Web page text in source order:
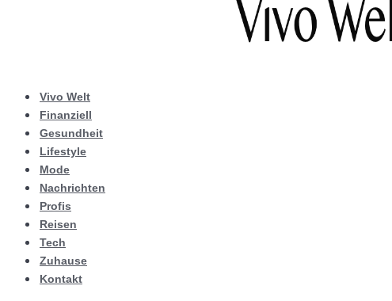
Vivo Welt
Finanziell
Gesundheit
Lifestyle
Mode
Nachrichten
Profis
Reisen
Tech
Zuhause
Kontakt